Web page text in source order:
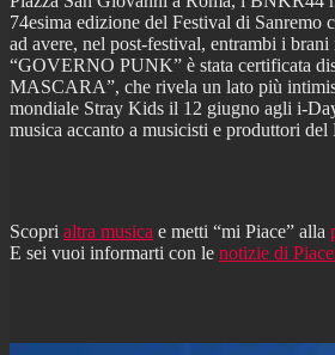
74esima edizione del Festival di
ad avere, nel post-festival, entrambi i
“GOVERNO PUNK” è stata certificata
MASCARA”, che rivela un lato più
mondiale Stray Kids il 12 giugno agli i-
musica accanto a musicisti e produttori del
Scopri altra musica e metti “mi Piace” alla
E sei vuoi informarti con le notizie di